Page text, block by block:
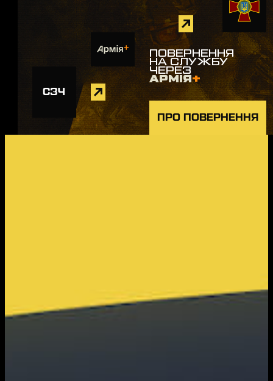
ПОВЕРНЕННЯ
НА СЛУЖБУ
ЧЕРЕЗ
АРМІЯ+
СЗЧ
ПРО ПОВЕРНЕННЯ